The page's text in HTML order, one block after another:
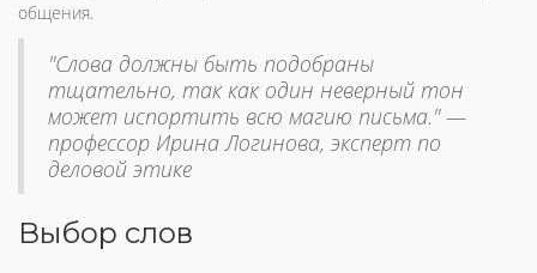
общения.
"Слова должны быть подобраны
тщательно, так как один неверный тон
может испортить всю магию письма." —
профессор Ирина Логинова, эксперт по
деловой этике
Выбор слов